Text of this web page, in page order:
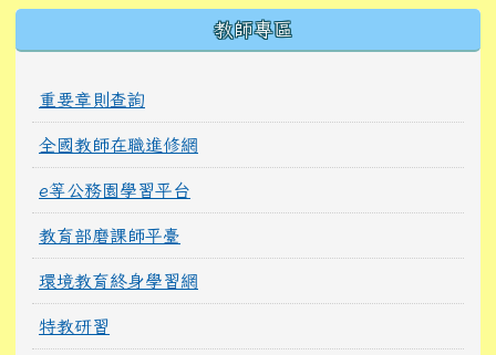
教師專區
重要章則查詢
全國教師在職進修網
e等公務園學習平台
教育部磨課師平臺
環境教育終身學習網
特教研習